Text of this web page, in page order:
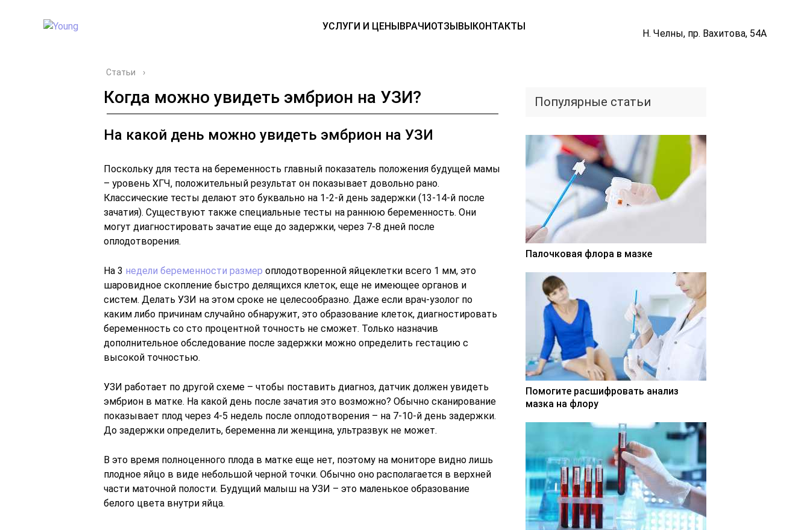
УСЛУГИ И ЦЕНЫВРАЧИОТЗЫВЫКОНТАКТЫ
Н. Челны, пр. Вахитова, 54А
Статьи ›
Когда можно увидеть эмбрион на УЗИ?
На какой день можно увидеть эмбрион на УЗИ
Поскольку для теста на беременность главный показатель положения будущей мамы
– уровень ХГЧ, положительный результат он показывает довольно рано.
Классические тесты делают это буквально на 1-2-й день задержки (13-14-й после
зачатия). Существуют также специальные тесты на раннюю беременность. Они
могут диагностировать зачатие еще до задержки, через 7-8 дней после
оплодотворения.
На 3 недели беременности размер оплодотворенной яйцеклетки всего 1 мм, это
шаровидное скопление быстро делящихся клеток, еще не имеющее органов и
систем. Делать УЗИ на этом сроке не целесообразно. Даже если врач-узолог по
каким либо причинам случайно обнаружит, это образование клеток, диагностировать
беременность со сто процентной точность не сможет. Только назначив
дополнительное обследование после задержки можно определить гестацию с
высокой точностью.
УЗИ работает по другой схеме – чтобы поставить диагноз, датчик должен увидеть
эмбрион в матке. На какой день после зачатия это возможно? Обычно сканирование
показывает плод через 4-5 недель после оплодотворения – на 7-10-й день задержки.
До задержки определить, беременна ли женщина, ультразвук не может.
В это время полноценного плода в матке еще нет, поэтому на мониторе видно лишь
плодное яйцо в виде небольшой черной точки. Обычно оно располагается в верхней
части маточной полости. Будущий малыш на УЗИ – это маленькое образование
белого цвета внутри яйца.
Популярные статьи
Палочковая флора в мазке
Помогите расшифровать анализ
мазка на флору